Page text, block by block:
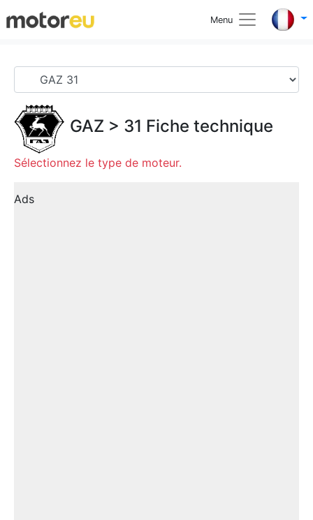
Menu
GAZ > 31 Fiche technique
Sélectionnez le type de moteur.
Ads